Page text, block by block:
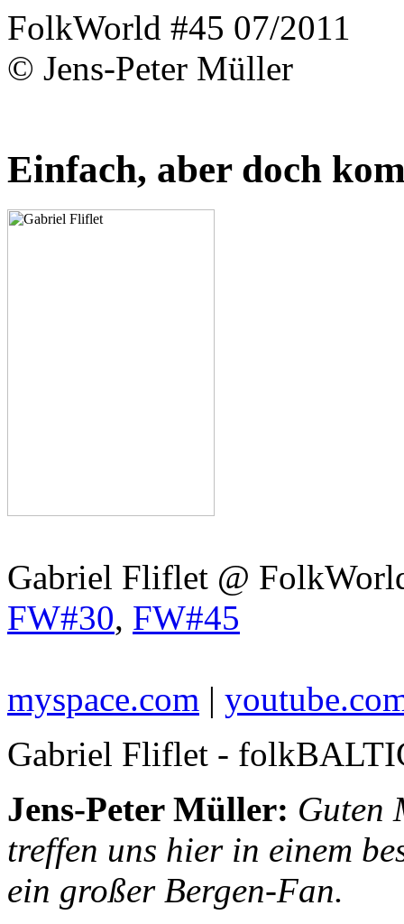
FolkWorld #45 07/2011
© Jens-Peter Müller
Einfach, aber doch
Gabriel Fliflet @
FW#30, FW#45
myspace.com |
Gabriel Fliflet -
Jens-Peter Müller: Guten
treffen uns hier in einem
ein großer Bergen-Fan.